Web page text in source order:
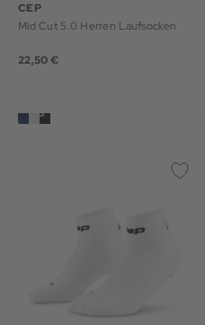
CEP
Mid Cut 5.0 Herren Laufsocken
22,50 €